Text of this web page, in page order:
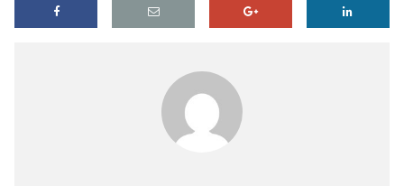
mình. Và nhiều lần như vậy lại hành động sai, mất hàng vào tay
khác?